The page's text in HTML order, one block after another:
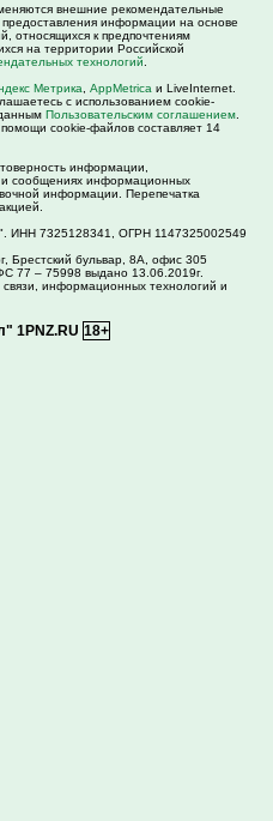
внешние рекомендательные
информации на основе
относящихся к предпочтениям
на территории Российской
технологий
Метрика AppMetrica и LiveInternet.
с использованием cookie-
Пользовательским соглашением
cookie-файлов составляет 14
информации,
и сообщениях информационных
информации. Перепечатка
7325128341, ОГРН 1147325002549
Брестский бульвар, 8А, офис 305
77 – 75998 выдано 13.06.2019г.
информационных технологий и
1PNZ.RU 18+